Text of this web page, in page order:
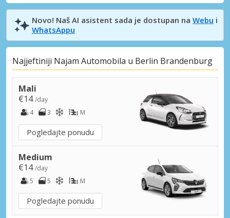
Novo! Naš AI asistent sada je dostupan na Webu i
WhatsAppu
Najjeftiniji Najam Automobila u Berlin Brandenburg
Mali
€14/day
4
3 M
Pogledajte ponudu
Medium
€14/day
5
5 M
Pogledajte ponudu